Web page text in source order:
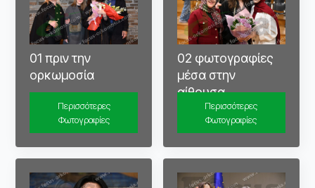
01 πριν την
ορκωμοσία
Περισσότερες
Φωτογραφίες
02 φωτογραφίες
μέσα στην
αίθουσα
Περισσότερες
Φωτογραφίες